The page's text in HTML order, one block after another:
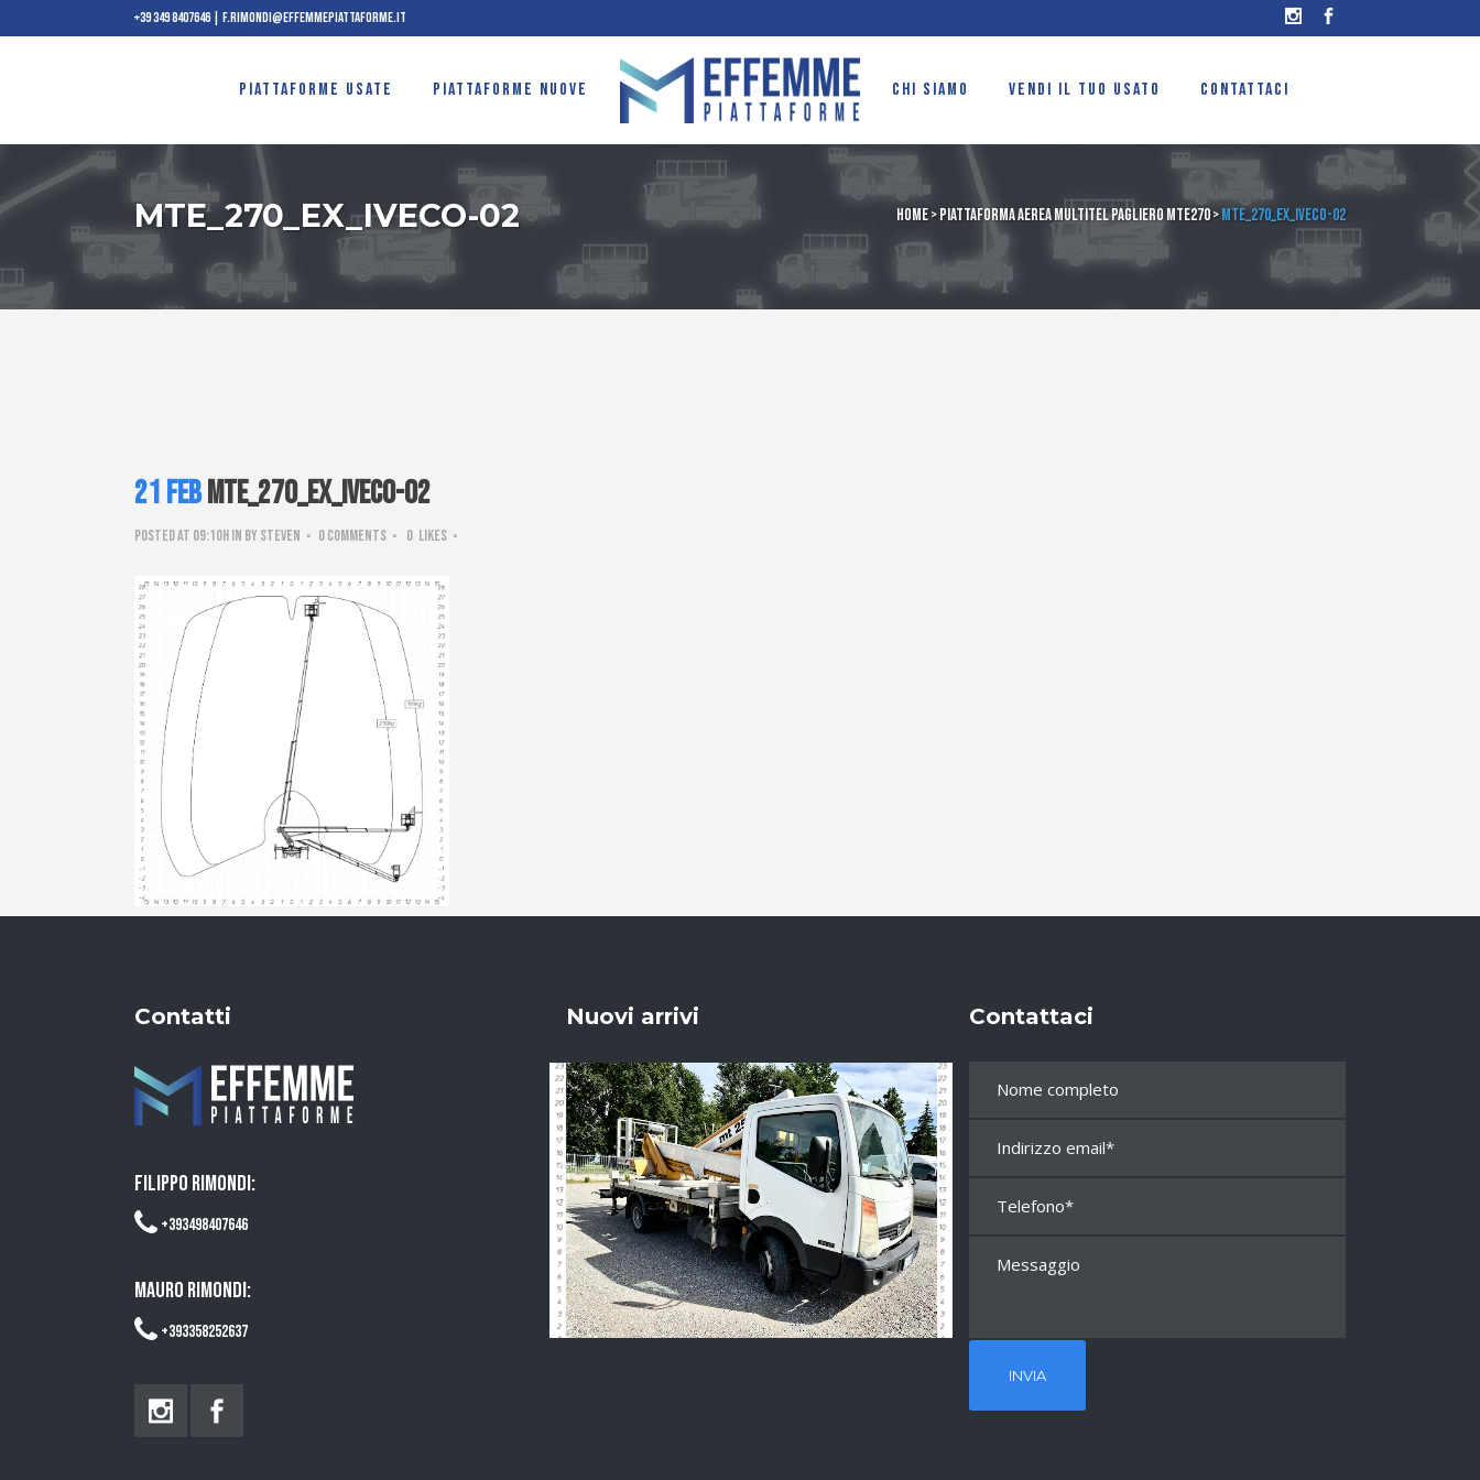
+39 349 8407646| f.rimondi@effemmepiattaforme.it
PIATTAFORME USATE PIATTAFORME NUOVE CHI SIAMO VENDI IL TUO USATO CONTATTACI
MTE_270_EX_IVECO-02 Home>Piattaforma Aerea Multitel Pagliero MTE270>MTE_270_EX_IVECO-02
21 FebMTE_270_EX_IVECO-02
Posted at 09:10hin by steven 0 Comments 0 Likes
Contatti
FILIPPO RIMONDI:
+393498407646
MAURO RIMONDI:
+393358252637
Nuovi arrivi Contattaci